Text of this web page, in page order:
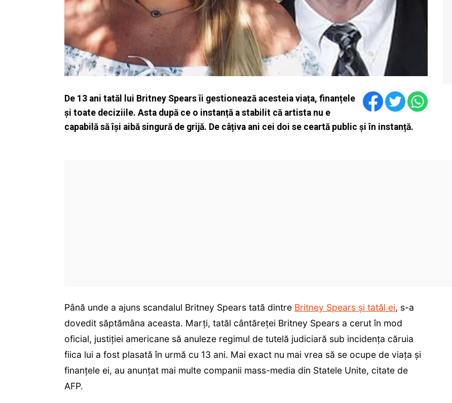
De 13 ani tatăl lui Britney Spears îi gestionează acesteia viața, finanțele
și toate deciziile. Asta după ce o instanță a stabilit că artista nu e
capabilă să își aibă singură de grijă. De câțiva ani cei doi se ceartă public și în instanță.
Până unde a ajuns scandalul Britney Spears tată dintre Britney Spears și tatăl ei, s-a
dovedit săptămâna aceasta. Marți, tatăl cântăreţei Britney Spears a cerut în mod
oficial, justiţiei americane să anuleze regimul de tutelă judiciară sub incidenţa căruia
fiica lui a fost plasată în urmă cu 13 ani. Mai exact nu mai vrea să se ocupe de viața și
finanțele ei, au anunţat mai multe companii mass-media din Statele Unite, citate de
AFP.